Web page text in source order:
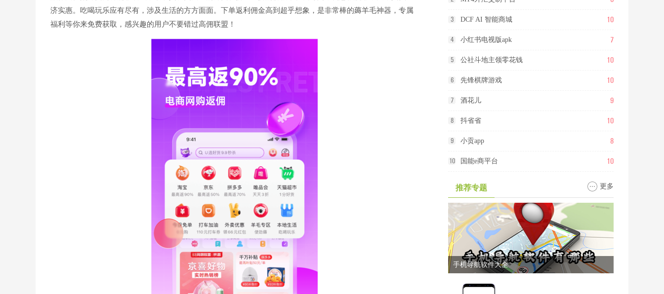
济实惠。吃喝玩乐应有尽有，涉及生活的方方面面。下单返利佣金高到超乎想象，是非常棒的薅羊毛神器，专属
福利等你来免费获取，感兴趣的用户不要错过高佣联盟！
3 DCF AI 智能商城 10
4 小红书电视版apk 7
5 公社斗地主领零花钱 10
6 先锋棋牌游戏 10
7 酒花儿 9
8 抖省省 10
9 小贡app 8
10 国能e商平台 10
推荐专题 更多
手机导航软件大全